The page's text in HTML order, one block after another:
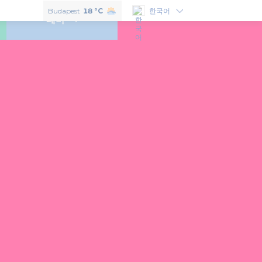
Budapest 18 °C 한국어
테마